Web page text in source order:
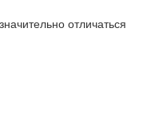
отличаться